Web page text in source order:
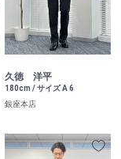
久徳 洋平
180cm / サイズ A 6
銀座本店